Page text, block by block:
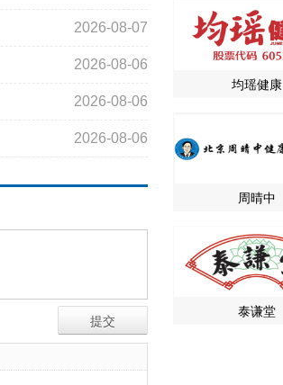
2026-08-07
2026-08-06
2026-08-06
2026-08-06
均瑶健康
周晴中
泰谦堂